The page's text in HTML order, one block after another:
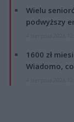
Wielu
podwyższy
1600 zł
Wiadomo,